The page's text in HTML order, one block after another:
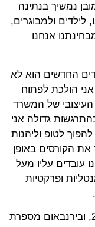
נמשיך בנתינה
לילדים ולמבוגרים,
אנחנו
החדשים הוא לא
אני הולכת לפתוח
העיצובי של המשרד
גדולה אני
לטופ וליהנות
את הקורסים באופן
עובדים עליו מעל
ופרקטיות
כאמור, בלב הנדל"ן מתמחים בדירות יד2, ובירנבאום מספרת